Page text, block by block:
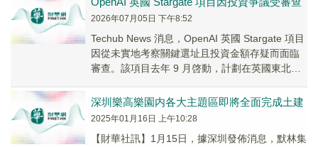
2026年07月05日 下午8:52
Techub News 消息，OpenAI 英國 Stargate 項目
因從未實地考察關鍵選址且投資金額存疑而面臨
審查。該項目去年 9 月啓動，計劃在英國東北部
深圳樂高樂園内各大主題區即將全面完成土建
2025年01月16日 上午10:28
【財華社訊】1月15日，據深圳發佈消息，默林集